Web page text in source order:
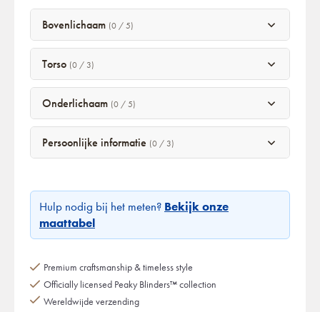
Bovenlichaam (0 / 5)
Torso (0 / 3)
Onderlichaam (0 / 5)
Persoonlijke informatie (0 / 3)
Hulp nodig bij het meten? Bekijk onze
maattabel
Premium craftsmanship & timeless style
Officially licensed Peaky Blinders™ collection
Wereldwijde verzending